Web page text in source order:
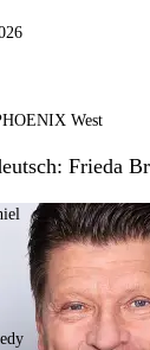
West
Frieda